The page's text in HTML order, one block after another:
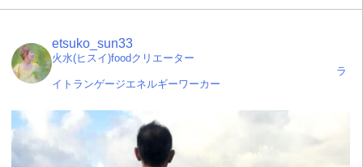
etsuko_sun33
火水(ヒスイ)foodクリエーター
ラ
イトランゲージエネルギーワーカー